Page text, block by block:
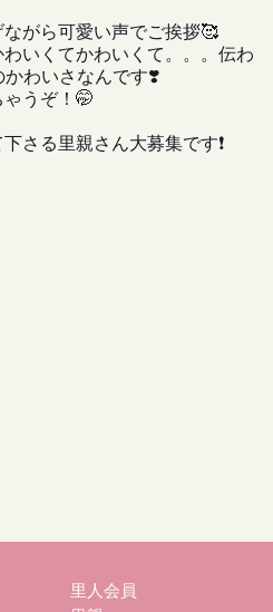
がら可愛い声でご挨拶🥰
いくてかわいくて。。。伝わ
わいさなんです❣️
うぞ！🤭
さる里親さん大募集です❗
里人会員